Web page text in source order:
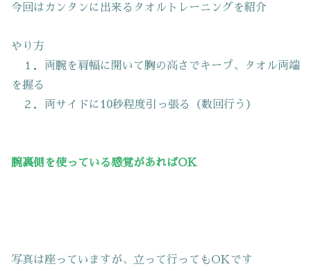
今回はカンタンに出来るタオルトレーニングを紹介
やり方
１．両腕を肩幅に開いて胸の高さでキープ、タオル両端
を握る
２．両サイドに10秒程度引っ張る（数回行う）
腕裏側を使っている感覚があればOK
写真は座っていますが、立って行ってもOKです